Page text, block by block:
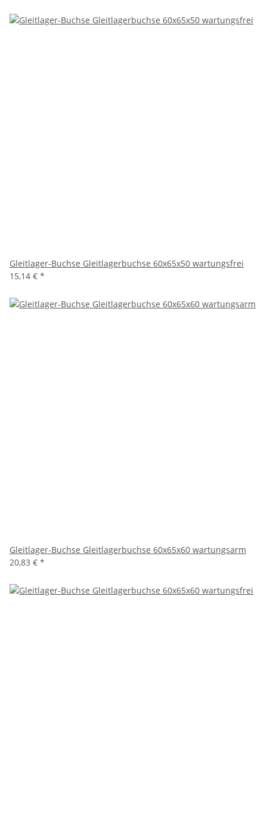
Gleitlager-Buchse Gleitlagerbuchse 60x65x50 wartungsfrei
15,14 € *
Gleitlager-Buchse Gleitlagerbuchse 60x65x60 wartungsarm
20,83 € *